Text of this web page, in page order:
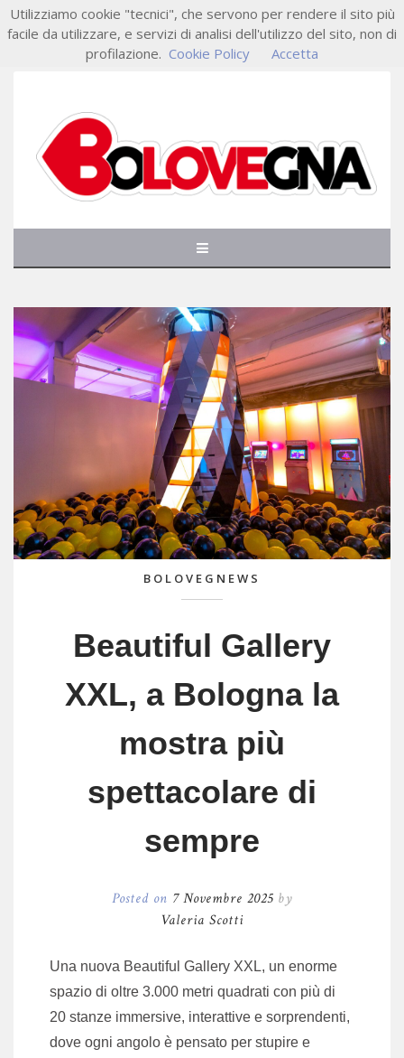
BOLOVEGNEWS
Beautiful Gallery
XXL, a Bologna la
mostra più
spettacolare di
sempre
Posted on 7 Novembre 2025 by
Valeria Scotti
Una nuova Beautiful Gallery XXL, un enorme
spazio di oltre 3.000 metri quadrati con più di
20 stanze immersive, interattive e sorprendenti,
dove ogni angolo è pensato per stupire e
Utilizziamo cookie "tecnici", che servono per rendere il sito più
facile da utilizzare, e servizi di analisi dell'utilizzo del sito, non di
profilazione. Cookie Policy Accetta